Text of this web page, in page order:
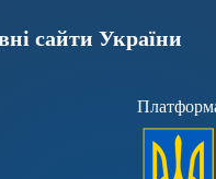
сайти України